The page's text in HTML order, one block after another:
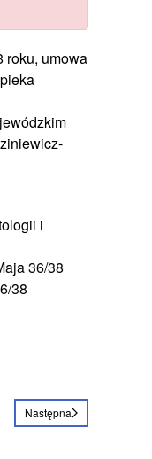
roku, umowa
i
36/38
38
Następna